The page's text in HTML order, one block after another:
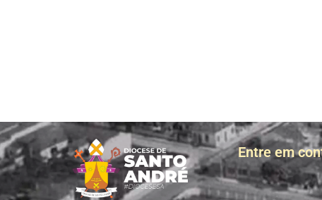
Entre em